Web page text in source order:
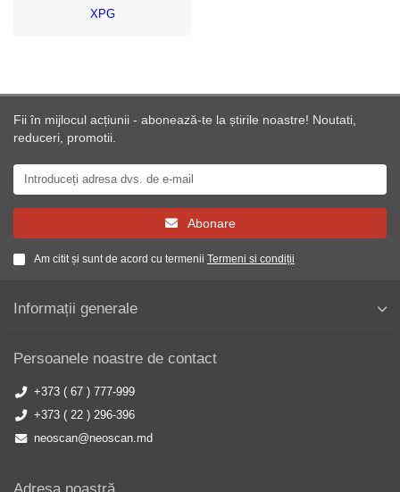
XPG
Fii în mijlocul acțiunii - abonează-te la știrile noastre! Noutati,
reduceri, promotii.
Abonare
Am citit și sunt de acord cu termenii Termeni si condiții
Informații generale
Persoanele noastre de contact
+373 ( 67 ) 777-999
+373 ( 22 ) 296-396
neoscan@neoscan.md